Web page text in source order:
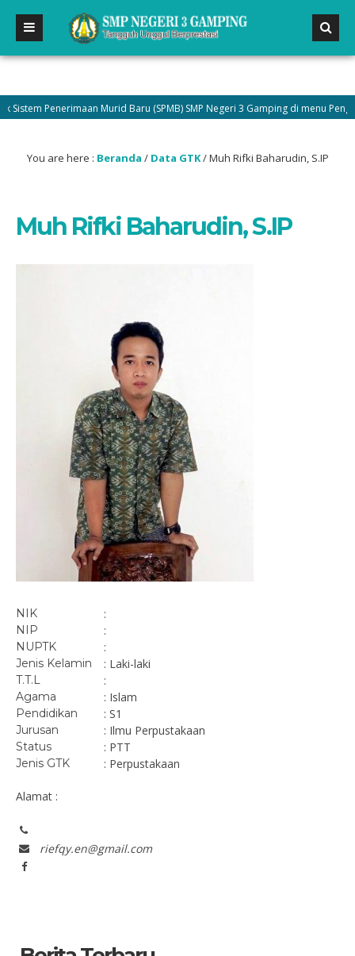
Penerimaan Murid Baru (SPMB) SMP Negeri 3 Gamping di menu
You are here : Beranda / Data GTK/Muh Rifki Baharudin, S.IP
Muh Rifki Baharudin, S.IP
NIK :
NIP :
NUPTK :
Jenis Kelamin : Laki-laki
T.T.L :
Agama : Islam
Pendidikan : S1
Jurusan : Ilmu Perpustakaan
Status : PTT
Jenis GTK : Perpustakaan
Alamat :
riefqy.en@gmail.com